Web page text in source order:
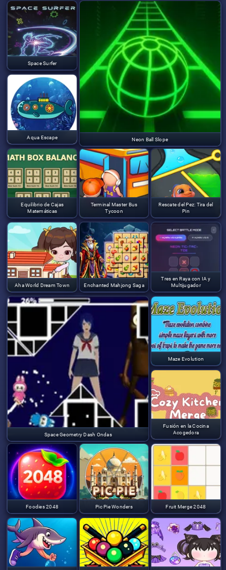
Space Surfer
Neon Ball Slope
Aqua Escape
Equilibrio de Cajas
Matemáticas
Terminal Master Bus
Tycoon
Rescate del Pez: Tira del
Pin
Aha World Dream Town Enchanted Mahjong Saga
Tres en Raya con IA y
Multijugador
Space Geometry Dash Ondas
Maze Evolution
Fusión en la Cocina
Acogedora
Foodies 2048 Pic Pie Wonders Fruit Merge 2048